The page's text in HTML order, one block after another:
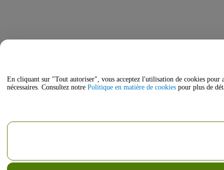
En cliquant sur "Tout autoriser", vous acceptez l'utilisation de cookies
nécessaires. Consultez notre Politique en matière de cookies pour plus de